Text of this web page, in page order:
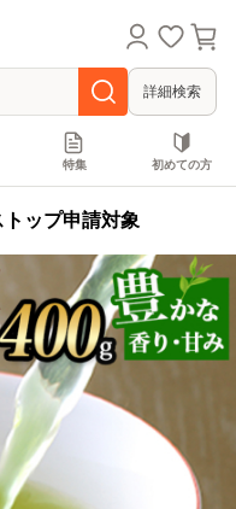
詳細検索
特集 初めての方
ップ申請対象